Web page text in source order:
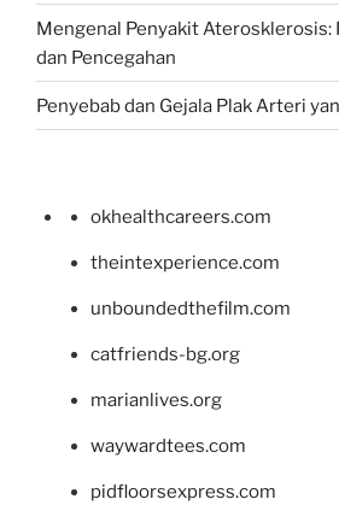
Mengenal Penyakit Aterosklerosis:
dan Pencegahan
Penyebab dan Gejala Plak Arteri
okhealthcareers.com
theintexperience.com
unboundedthefilm.com
catfriends-bg.org
marianlives.org
waywardtees.com
pidfloorsexpress.com